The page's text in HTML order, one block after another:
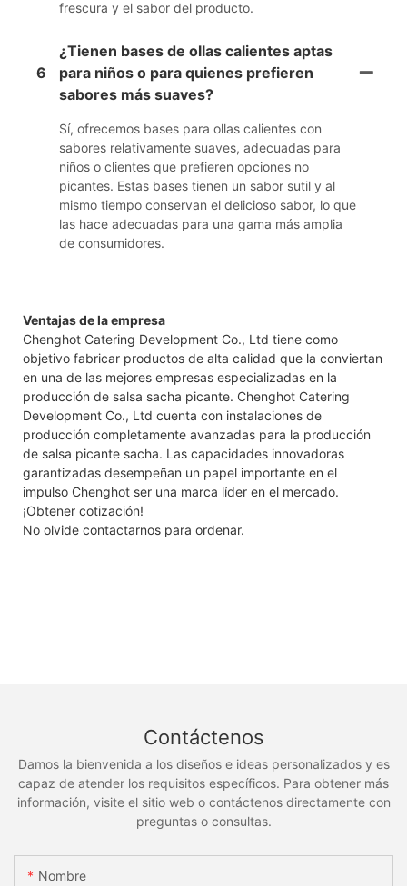
frescura y el sabor del producto.
6
¿Tienen bases de ollas calientes aptas
para niños o para quienes prefieren
sabores más suaves?
Sí, ofrecemos bases para ollas calientes con
sabores relativamente suaves, adecuadas para
niños o clientes que prefieren opciones no
picantes. Estas bases tienen un sabor sutil y al
mismo tiempo conservan el delicioso sabor, lo que
las hace adecuadas para una gama más amplia
de consumidores.
Ventajas de la empresa
Chenghot Catering Development Co., Ltd tiene como
objetivo fabricar productos de alta calidad que la conviertan
en una de las mejores empresas especializadas en la
producción de salsa sacha picante. Chenghot Catering
Development Co., Ltd cuenta con instalaciones de
producción completamente avanzadas para la producción
de salsa picante sacha. Las capacidades innovadoras
garantizadas desempeñan un papel importante en el
impulso Chenghot ser una marca líder en el mercado.
¡Obtener cotización!
No olvide contactarnos para ordenar.
Contáctenos
Damos la bienvenida a los diseños e ideas personalizados y es
capaz de atender los requisitos específicos. Para obtener más
información, visite el sitio web o contáctenos directamente con
preguntas o consultas.
Nombre